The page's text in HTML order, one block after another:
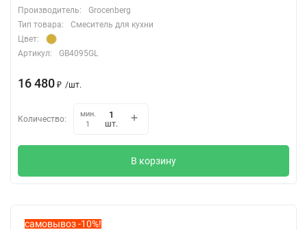
Производитель:
Grocenberg
Тип товара:
Смеситель для кухни
Цвет:
Артикул:
GB4095GL
16 480 ₽ /шт.
Количество:
мин.
1
шт.
В корзину
самовывоз -10%!